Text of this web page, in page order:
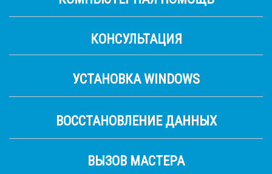
КОНСУЛЬТАЦИЯ
УСТАНОВКА WINDOWS
ВОССТАНОВЛЕНИЕ ДАННЫХ
ВЫЗОВ МАСТЕРА